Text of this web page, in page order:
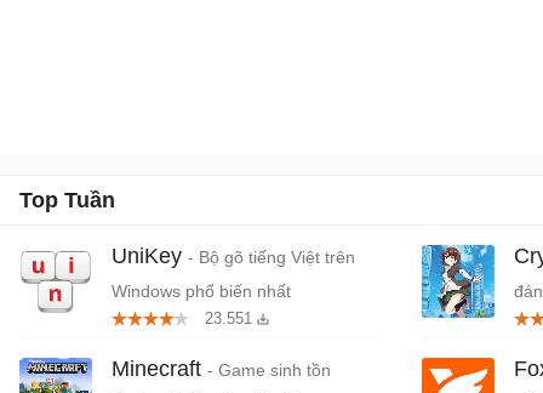
Top Tuần
UniKey - Bộ gõ tiếng Việt trên
Windows phổ biến nhất
23.551
Minecraft - Game sinh tồn